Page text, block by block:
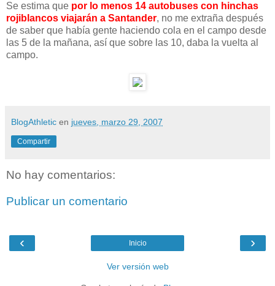
Se estima que por lo menos 14 autobuses con hinchas
rojiblancos viajarán a Santander, no me extraña después
de saber que había gente haciendo cola en el campo desde
las 5 de la mañana, así que sobre las 10, daba la vuelta al
campo.
BlogAthletic en jueves, marzo 29, 2007
Compartir
No hay comentarios:
Publicar un comentario
‹ ›
Inicio
Ver versión web